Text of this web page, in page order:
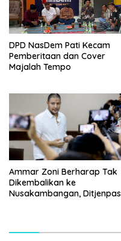
DPD NasDem Pati Kecam
Pemberitaan dan Cover
Majalah Tempo
Ammar Zoni Berharap Tak
Dikembalikan ke
Nusakambangan, Ditjenpas